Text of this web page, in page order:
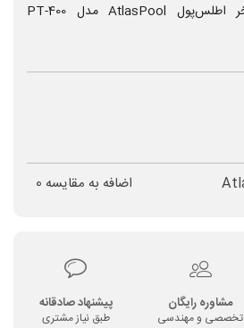
فیلتر شنی تصفیه استخر اطلس‌پول AtlasPool مدل PT-400
اضافه به مقایسه 0
مشاوره رایگان
تخصصی و مهندسی
پیشنهاد صادقانه
طبق نیاز مشتری